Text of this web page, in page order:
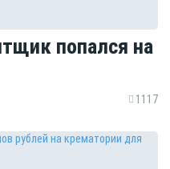
попался на
1117